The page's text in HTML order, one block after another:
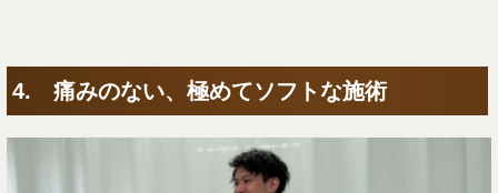
4. 痛みのない、極めてソフトな施術